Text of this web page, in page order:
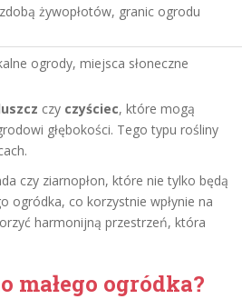
żywopłotów, granic ogrodu
ogrody, miejsca słoneczne
czy czyściec, które mogą
głębokości. Tego typu rośliny
czy ziarnopłon, które nie tylko będą
ogródka, co korzystnie wpłynie na
harmonijną przestrzeń, która
małego ogródka?